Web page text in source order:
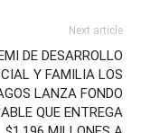
Next article
DE DESARROLLO
Y FAMILIA LOS
LANZA FONDO
QUE ENTREGA